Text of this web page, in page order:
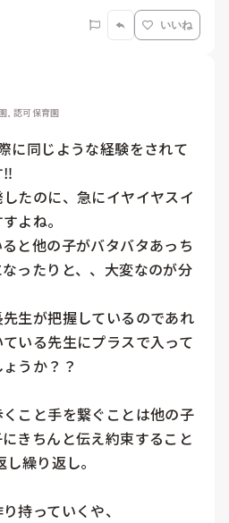
いいね
, 認可保育園
に同じような経験をされて
たのに、急にイヤイヤスイ
よね。
と他の子がバタバタあっち
ったりと、、大変なのが分
生が把握しているのであれ
いる先生にプラスで入って
うか？？
こと手を繋ぐことは他の子
きちんと伝え約束すること
繰り返し。
持っていくや、